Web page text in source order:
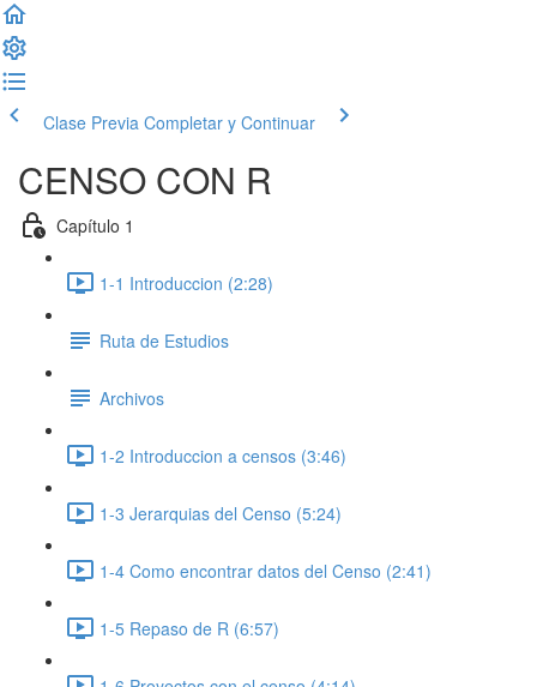
Clase Previa Completar y Continuar
CENSO CON R
Capítulo 1
1-1 Introduccion (2:28)
Ruta de Estudios
Archivos
1-2 Introduccion a censos (3:46)
1-3 Jerarquias del Censo (5:24)
1-4 Como encontrar datos del Censo (2:41)
1-5 Repaso de R (6:57)